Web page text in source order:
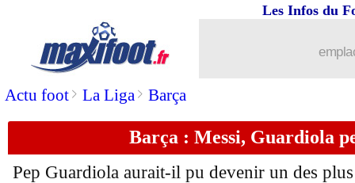
Actu foot> La Liga> Barça
Les Infos du
Barça : Messi, Guardiola
Pep Guardiola aurait-il pu devenir un des
Man City : Mendy charge le club
14/10 Inter: aucun départ prévu pour
Liverpool : Alexander-Arnold flou
14/10 Real: le tweet de Mbappé... qui